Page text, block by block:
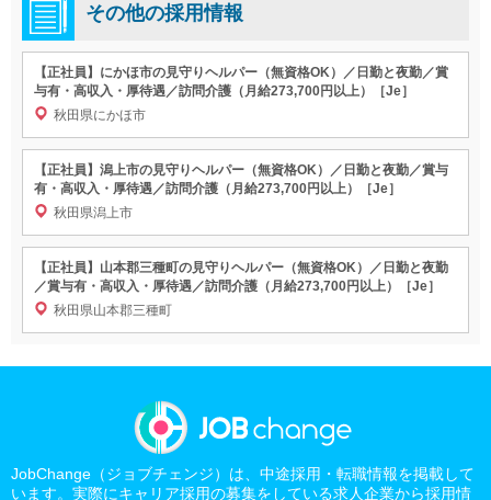
その他の採用情報
【正社員】にかほ市の見守りヘルパー（無資格OK）／日勤と夜勤／賞
与有・高収入・厚待遇／訪問介護（月給273,700円以上）［Je］
秋田県にかほ市
【正社員】潟上市の見守りヘルパー（無資格OK）／日勤と夜勤／賞与
有・高収入・厚待遇／訪問介護（月給273,700円以上）［Je］
秋田県潟上市
【正社員】山本郡三種町の見守りヘルパー（無資格OK）／日勤と夜勤
／賞与有・高収入・厚待遇／訪問介護（月給273,700円以上）［Je］
秋田県山本郡三種町
JobChange（ジョブチェンジ）は、中途採用・転職情報を掲載して
います。実際にキャリア採用の募集をしている求人企業から採用情